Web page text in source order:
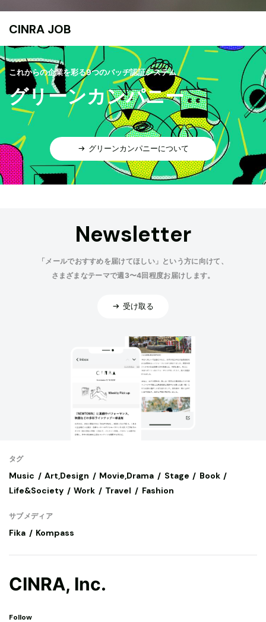
CINRA JOB
これからの企業を彩る9つのバッヂ認証システム
グリーンカンパニー
グリーンカンパニーについて
Newsletter
「メールでおすすめを届けてほしい」という方に向けて、
さまざまなテーマで週3〜4回程度お届けします。
受け取る
タグ
Music Art,Design Movie,Drama Stage
Book
Life&Society
Work Travel Fashion
サブメディア
Fika Kompass
CINRA, Inc.
Follow